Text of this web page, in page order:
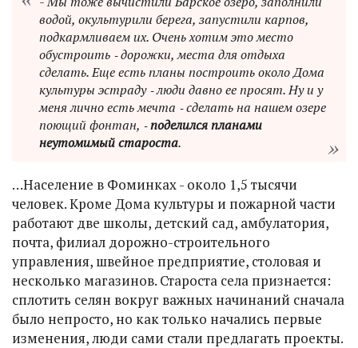
водой, окультурили берега, запустили карпов,
подкармливаем их. Очень хотим это место
обустроить ‑ дорожки, места для отдыха
сделать. Еще есть планы построить около Дома
культуры эстраду ‑ люди давно ее просят. Ну и у
меня лично есть мечта ‑ сделать на нашем озере
поющий фонтан, ‑поделился планами
неутомимый староста.
…Население в Фоминках - около 1,5 тысячи
человек. Кроме Дома культуры и пожарной части
работают две школы, детский сад, амбулатория,
почта, филиал дорожно-строительного
управления, швейное предприятие, столовая и
несколько магазинов. Староста села признается:
сплотить селян вокруг важных начинаний сначала
было непросто, но как только начались первые
изменения, люди сами стали предлагать проекты.